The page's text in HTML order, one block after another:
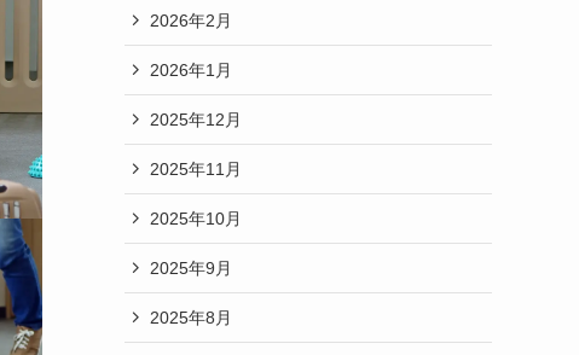
2026年2月
2026年1月
2025年12月
2025年11月
2025年10月
2025年9月
2025年8月